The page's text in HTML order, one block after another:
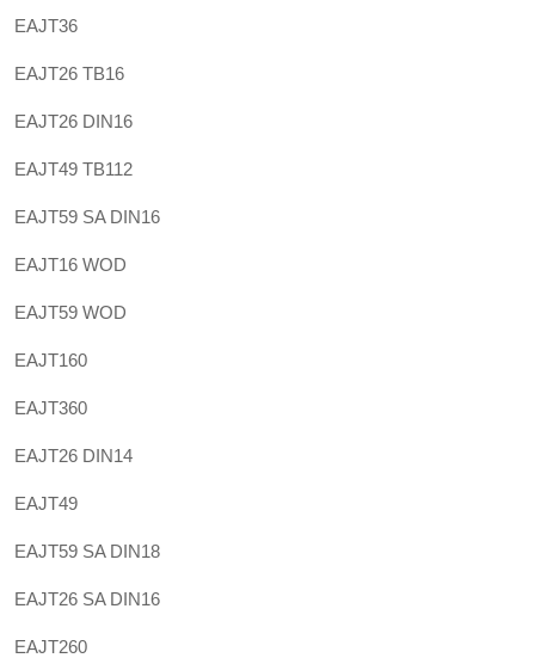
EAJT36
EAJT26 TB16
EAJT26 DIN16
EAJT49 TB112
EAJT59 SA DIN16
EAJT16 WOD
EAJT59 WOD
EAJT160
EAJT360
EAJT26 DIN14
EAJT49
EAJT59 SA DIN18
EAJT26 SA DIN16
EAJT260